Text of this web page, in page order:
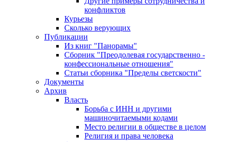
конфликтов
Курьезы
Сколько верующих
Публикации
Из книг "Панорамы"
Сборник "Преодолевая государственно -
конфессиональные отношения"
Статьи сборника "Пределы светскости"
Документы
Архив
Власть
Борьба с ИНН и другими
машиночитаемыми кодами
Место религии в обществе в целом
Религия и права человека